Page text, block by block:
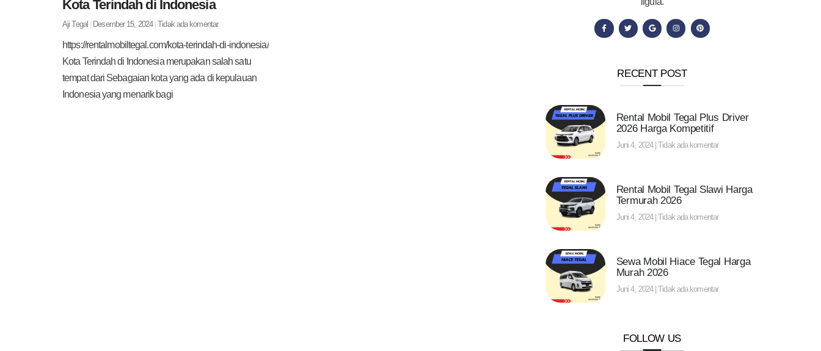
Kota Terindah di Indonesia
Aji Tegal Desember 15, 2024 Tidak ada komentar
https://rentalmobiltegal.com/kota-terindah-di-indonesia/
Kota Terindah di Indonesia merupakan salah satu
tempat dari Sebagaian kota yang ada di kepulauan
Indonesia yang menarik bagi
RECENT POST
Rental Mobil Tegal Plus Driver
2026 Harga Kompetitif
Juni 4, 2024 Tidak ada komentar
Rental Mobil Tegal Slawi Harga
Termurah 2026
Juni 4, 2024 Tidak ada komentar
Sewa Mobil Hiace Tegal Harga
Murah 2026
Juni 4, 2024 Tidak ada komentar
FOLLOW US